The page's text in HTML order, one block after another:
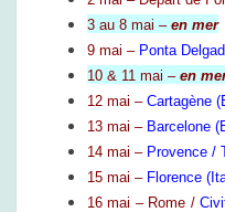
3 au 8 mai – en mer
9 mai – Ponta
10 & 11 mai –en
12 mai – Cartagène
13 mai – Barcelone
14 mai – Provence /
15 mai – Florence
16 mai – Rome /